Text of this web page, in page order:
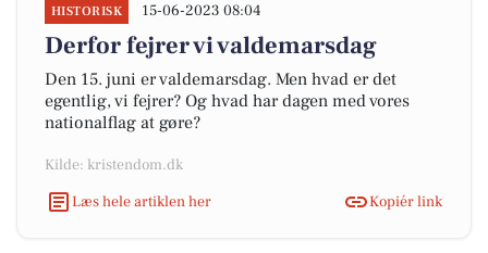
HISTORISK 15-06-2023 08:04
Derfor fejrer vi valdemarsdag
Den 15. juni er valdemarsdag. Men hvad er det
egentlig, vi fejrer? Og hvad har dagen med vores
nationalflag at gøre?
Kilde: kristendom.dk
Læs hele artiklen her
Kopiér link